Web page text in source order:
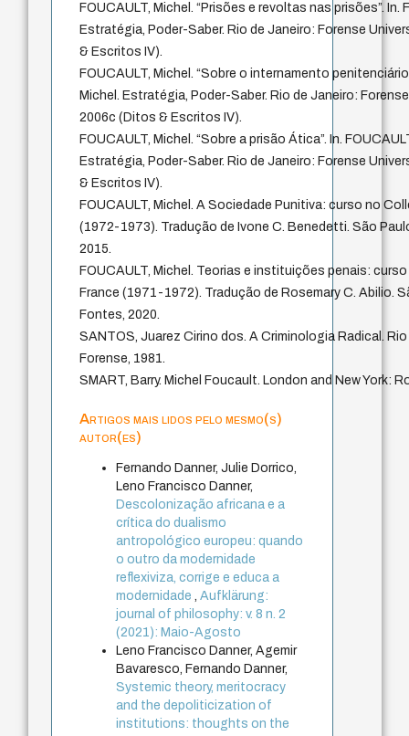
FOUCAULT, Michel. “Prisões e revoltas nas prisões”. In.
Estratégia, Poder-Saber. Rio de Janeiro: Forense
& Escritos IV).
FOUCAULT, Michel. “Sobre o internamento
Michel. Estratégia, Poder-Saber. Rio de Janeiro:
2006c (Ditos & Escritos IV).
FOUCAULT, Michel. “Sobre a prisão Ática”. In.
Estratégia, Poder-Saber. Rio de Janeiro: Forense
& Escritos IV).
FOUCAULT, Michel. A Sociedade Punitiva: curso no
(1972-1973). Tradução de Ivone C. Benedetti. São
2015.
FOUCAULT, Michel. Teorias e instituições penais:
France (1971-1972). Tradução de Rosemary C. Abilio.
Fontes, 2020.
SANTOS, Juarez Cirino dos. A Criminologia Radical.
Forense, 1981.
SMART, Barry. Michel Foucault. London and New York:
Artigos mais lidos pelo mesmo(s)
autor(es)
Fernando Danner, Julie Dorrico,
Leno Francisco Danner,
Descolonização africana e a
crítica do dualismo
antropológico europeu: quando
o outro da modernidade
reflexiviza, corrige e educa a
modernidade,Aufklärung:
journal of philosophy: v. 8 n. 2
(2021): Maio-Agosto
Leno Francisco Danner, Agemir
Bavaresco, Fernando Danner,
Systemic theory, meritocracy
and the depoliticization of
institutions: thoughts on the